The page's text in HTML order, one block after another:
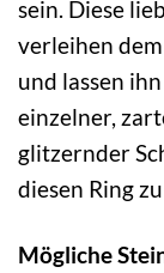
sein. Diese
verleihen
und lassen
einzelner,
glitzernder
diesen Ring
Mögliche